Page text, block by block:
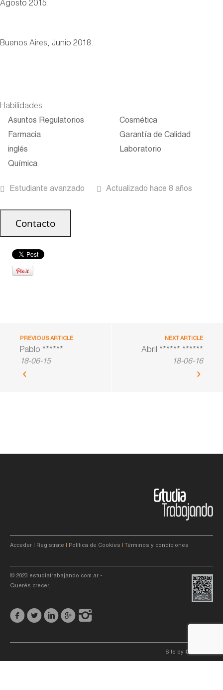
Agosto 2015.
Buenos Aires, Junio 2018.
Habilidades
Asuntos Regulatorios
Cosmética
Farmacia
Garantía de Calidad
inglés
Laboratorio
Química
Estudiante avanzado Actualizado hace 8 años
PREVIOUS ARTICLE
Pablo ******
18-06-15
NEXT ARTICLE
Abril ****** ******
18-06-16
Acceder Registrate Política de Cookies Términos y condiciones
© 2023 estudiatrabajando.com.ar -
Querés crecer.
Site by C4f.